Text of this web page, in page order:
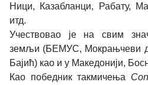
Ници, Казабланци, Рабату,
итд.
Учествовао је на свим
земљи (БЕМУС, Мокрањчеви
Бајић) као и у Македонији,
Као победник такмичења